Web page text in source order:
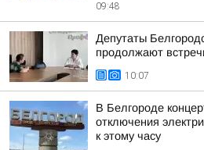
09:48
Депутаты
продолжают
10:07
В Белгороде
отключения
к этому часу